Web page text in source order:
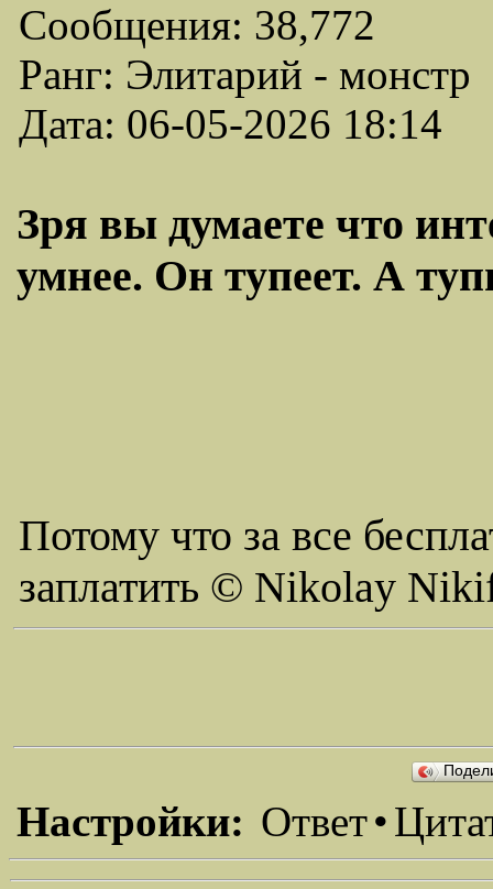
Сообщения: 38,772
Ранг: Элитарий - монстр
Дата: 06-05-2026 18:14
Зря вы думаете что
умнее. Он тупеет. А
Потому что за все
заплатить © Nikolay
Настройки: Ответ•